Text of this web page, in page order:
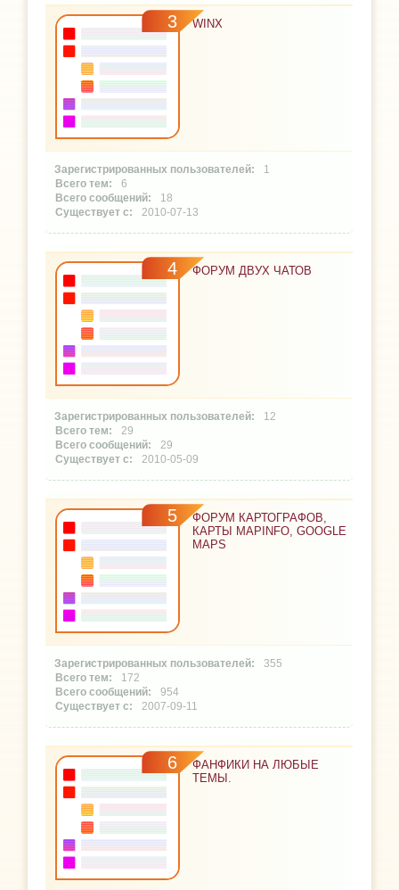
3 WINX
1
6
18
2010-07-13
4 ФОРУМ ДВУХ ЧАТОВ
12
29
29
2010-05-09
5
ФОРУМ КАРТОГРАФОВ,
КАРТЫ MAPINFO, GOOGLE
MAPS
355
172
954
2007-09-11
6
ФАНФИКИ НА ЛЮБЫЕ
ТЕМЫ.